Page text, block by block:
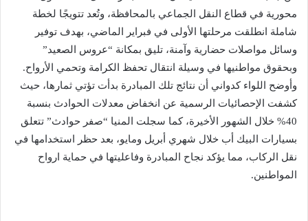
محورية في قطاع النقل الجماعي بالمحافظة، وتُعد تتويجًا لخطة
شاملة انطلقت مرحلتها الأولى في فبراير الماضي، بهدف توفير
وسائل مواصلات حضارية وآمنة، تليق بمكانة “عروس الصعيد”
وبحقوق مواطنيها في وسيلة انتقال تحفظ الكرامة وتحمي الأرواح.
وأوضح اللواء كدواني أن نتائج تلك المبادرة بدأت تؤتي ثمارها، حيث
كشفت الإحصائيات الرسمية عن انخفاض معدلات الحوادث بنسبة
40% خلال الشهور الأخيرة، كما سجلت المنيا “صفر حوادث” تتعلق
بسيارات البيك أب خلال شهري أبريل ومايو، بعد حظر استخدامها في
نقل الركاب، مما يؤكد نجاح المبادرة وفاعليتها في حماية ارواح
المواطنين.